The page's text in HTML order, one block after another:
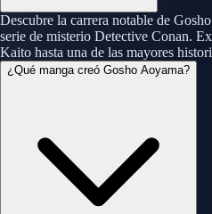
Descubre la carrera notable de
serie de misterio Detective Conan.
Kaito hasta una de las mayores
¿Qué manga creó Gosho Aoyama?